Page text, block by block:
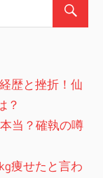
歴と挫折！仙
？
当？確執の噂
痩せたと言わ